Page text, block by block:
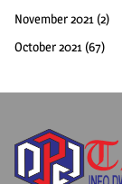
November 2021 (2)
October 2021 (67)